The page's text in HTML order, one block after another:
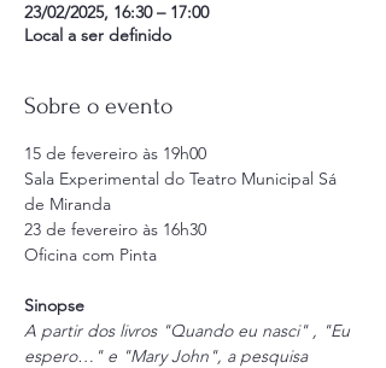
23/02/2025, 16:30 – 17:00
Local a ser definido
Sobre o evento
15 de fevereiro às 19h00
Sala Experimental do Teatro Municipal Sá
de Miranda
23 de fevereiro às 16h30
Oficina com Pinta
Sinopse
A partir dos livros "Quando eu nasci" , "Eu
espero…" e "Mary John", a pesquisa